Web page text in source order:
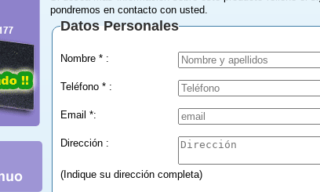
pondremos en contacto con usted.
Datos Personales
Nombre * :
Teléfono * :
Email *:
Dirección :
(Indique su dirección completa)